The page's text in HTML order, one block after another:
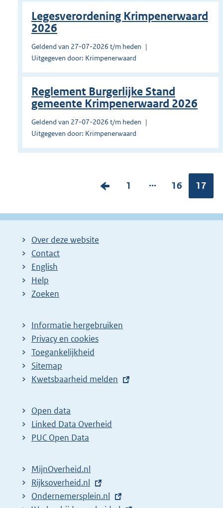
Legesverordening Krimpenerwaard
2026
Geldend van 27-07-2026 t/m heden
Uitgegeven door: Krimpenerwaard
Reglement Burgerlijke Stand
gemeente Krimpenerwaard 2026
Geldend van 27-07-2026 t/m heden
Uitgegeven door: Krimpenerwaard
V
r
o
r
t
P
g
1 ...
P
g
16 17
Over deze website
Contact
English
Help
Zoeken
Informatie hergebruiken
Privacy en cookies
Toegankelijkheid
Sitemap
E
t
e
r
l
i
n
Kwetsbaarheid melden
Open data
Linked Data Overheid
PUC Open Data
MijnOverheid.nl
E
x
Rijksoverheid.nl
E
Ondernemersplein.nl